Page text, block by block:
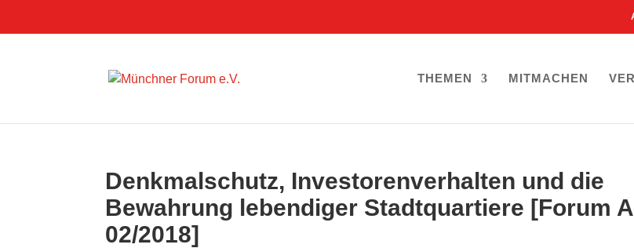
THEMEN MITMACHEN
Denkmalschutz, Investorenverhalten und die
Bewahrung lebendiger Stadtquartiere [Forum
02/2018]